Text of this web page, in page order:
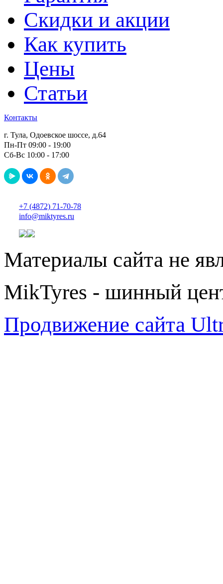
Скидки и акции
Как купить
Цены
Статьи
Контакты
г. Тула, Одоевское шоссе, д.64
Пн-Пт 09:00 - 19:00
Сб-Вс 10:00 - 17:00
+7 (4872) 71-70-78
info@miktyres.ru
Материалы сайта не
MikTyres - шинный
Продвижение сайта